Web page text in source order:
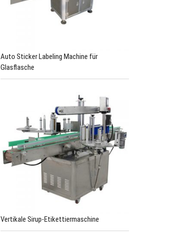
Auto Sticker Labeling Machine für
Glasflasche
Vertikale Sirup-Etikettiermaschine